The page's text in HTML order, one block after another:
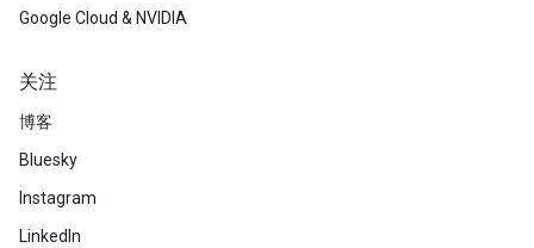
Google Cloud & NVIDIA
关注
博客
Bluesky
Instagram
LinkedIn